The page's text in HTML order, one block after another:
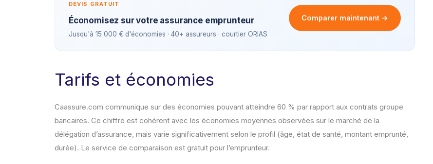
DEVIS GRATUIT
Économisez sur votre assurance emprunteur
Jusqu'à 15 000 € d'économies · 40+ assureurs · courtier ORIAS
Comparer maintenant →
Tarifs et économies
Caassure.com communique sur des économies pouvant atteindre 60 % par rapport aux contrats groupe
bancaires. Ce chiffre est cohérent avec les économies moyennes observées sur le marché de la
délégation d’assurance, mais varie significativement selon le profil (âge, état de santé, montant emprunté,
durée). Le service de comparaison est gratuit pour l’emprunteur.